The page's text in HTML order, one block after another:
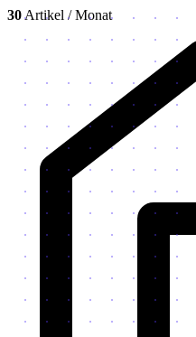
30Artikel / Monat